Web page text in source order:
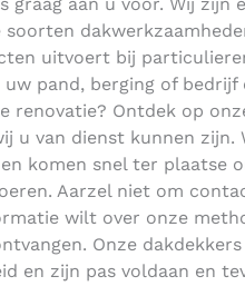
uitvoert bij
pand, berging of
renovatie? Ontdek op
u van dienst kunnen zijn.
komen snel ter plaatse
Aarzel niet om
wilt over onze
Onze
en zijn pas voldaan en